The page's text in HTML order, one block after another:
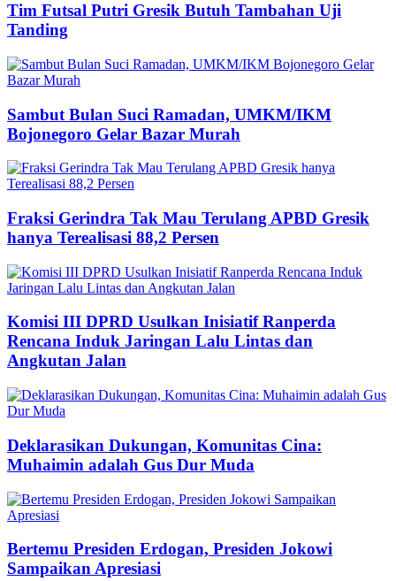
Tim Futsal Putri Gresik Butuh Tambahan Uji
Tanding
Sambut Bulan Suci Ramadan, UMKM/IKM
Bojonegoro Gelar Bazar Murah
Fraksi Gerindra Tak Mau Terulang APBD Gresik
hanya Terealisasi 88,2 Persen
Komisi III DPRD Usulkan Inisiatif Ranperda
Rencana Induk Jaringan Lalu Lintas dan
Angkutan Jalan
Deklarasikan Dukungan, Komunitas Cina:
Muhaimin adalah Gus Dur Muda
Bertemu Presiden Erdogan, Presiden Jokowi
Sampaikan Apresiasi